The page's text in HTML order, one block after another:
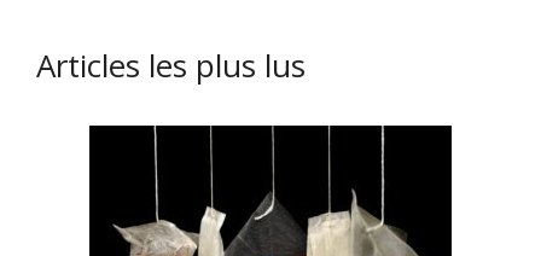
Articles les plus lus